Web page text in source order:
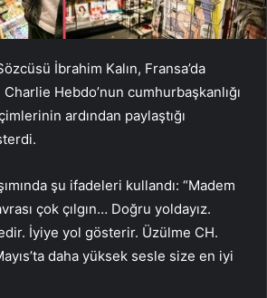
İbrahim Kalın, Fransa’da
Charlie Hebdo’nun cumhurbaşkanlığı
ardından paylaştığı
şu ifadeleri kullandı: “Madem
çok çılgın… Doğru yoldayız.
İyiye yol gösterir. Üzülme CH.
daha yüksek sesle size en iyi